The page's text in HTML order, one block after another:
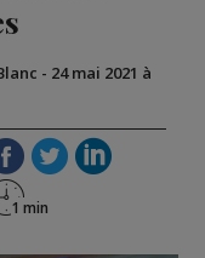
- 24 mai 2021 à